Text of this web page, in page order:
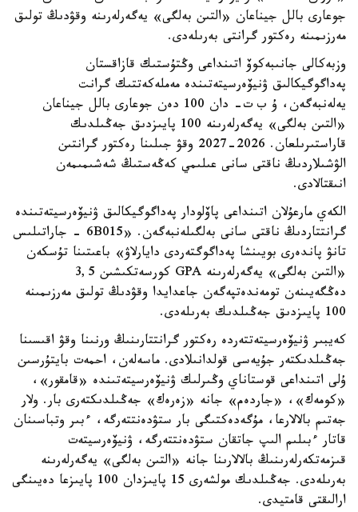
جوعارى بالل جيناعان «التىن بەلگى» يەگەرلەرىنە وقۋدىڭ تولىق
مەرزىمىنە رەكتور گرانتى بەرىلەدى.
وزبەكالى جانىبەكوۆ اتىنداعى وڭتۇستىك قازاقستان
پەداگوگيكالىق ۋنيۆەرسيتەتىندە مەملەكەتتىك گرانت
يەلەنبەگەن، ۇ ب ت- دان 100 دەن جوعارى بالل جيناعان
«التىن بەلگى» يەگەرلەرىنە 100 پايىزدىق جەڭىلدىك
قاراستىرىلعان. 2026-2027 وقۋ جىلىنا رەكتور گرانتىن
الۋشىلاردىڭ ناقتى سانى عىلىمي كەڭەستىڭ شەشىمىمەن
انىقتالادى.
الكەي مارعۇلان اتىنداعى پاۆلودار پەداگوگيكالىق ۋنيۆەرسيتەتىندە
گرانتتاردىڭ ناقتى سانى بەلگىلەنبەگەن. «6B015 - جاراتىلىس
تانۋ پاندەرى بويىنشا پەداگوگتەردى دايارلاۋ» باعىتىنا تۇسكەن
«التىن بەلگى» يەگەرلەرىنە GPA كورسەتكىشىن 3,5
دەڭگەيىنەن تومەندەتپەگەن جاعدايدا وقۋدىڭ تولىق مەرزىمىنە
100 پايىزدىق جەڭىلدىك بەرىلەدى.
كەيبىر ۋنيۆەرسيتەتتەردە رەكتور گرانتتارىنىڭ ورنىنا وقۋ اقىسىنا
جەڭىلدىكتەر جۇيەسى قولدانىلادى. ماسەلەن، احمەت بايتۇرسىن
ۇلى اتىنداعى قوستاناي وڭىرلىك ۋنيۆەرسيتەتىندە «قامقور»،
«كومەك»، «جاردەم» جانە «زەرەك» جەڭىلدىكتەرى بار. ولار
جەتىم بالالارعا، مۇگەدەكتىگى بار ستۋدەنتتەرگە، ءبىر وتباسىنان
قاتار ءبىلىم الىپ جاتقان ستۋدەنتتەرگە، ۋنيۆەرسيتەت
قىزمەتكەرلەرىنىڭ بالالارىنا جانە «التىن بەلگى» يەگەرلەرىنە
بەرىلەدى. جەڭىلدىك مولشەرى 15 پايىزدان 100 پايىزعا دەيىنگى
ارالىقتى قامتيدى.